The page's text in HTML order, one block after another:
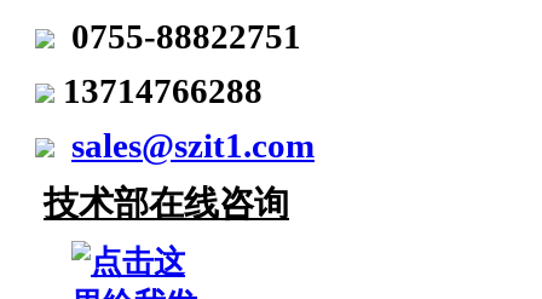
0755-88822751
13714766288
sales@szit1.com
技术部在线咨询